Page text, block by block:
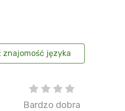
znajomość języka
Bardzo dobra